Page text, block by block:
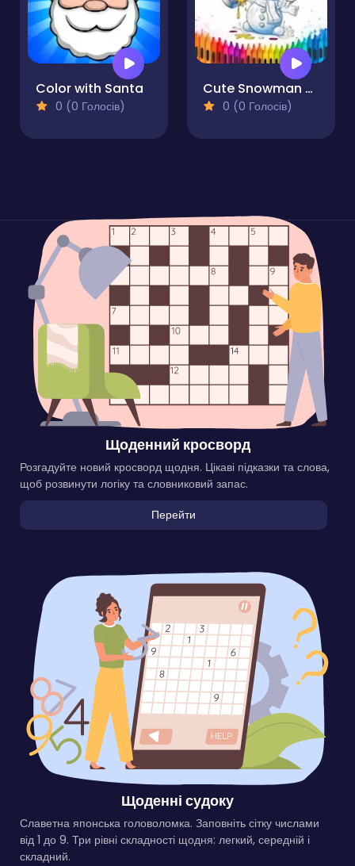
Color with Santa
0 (0 Голосів)
Cute Snowman Coloring Pages
0 (0 Голосів)
Щоденний кросворд
Розгадуйте новий кросворд щодня. Цікаві підказки та слова,
щоб розвинути логіку та словниковий запас.
Перейти
Щоденні судоку
Славетна японська головоломка. Заповніть сітку числами
від 1 до 9. Три рівні складності щодня: легкий, середній і
складний.